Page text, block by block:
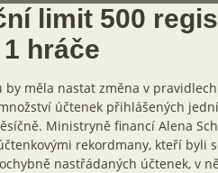
limit 500
hráče
měla nastat změna v pravidlech
účtenek přihlášených
Ministryně financí Alena
rekordmany, kteří byli
nastřádaných účtenek, v